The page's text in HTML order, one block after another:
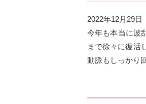
2022年12月29日
今年も本当に波
まで徐々に復活
動脈もしっかり